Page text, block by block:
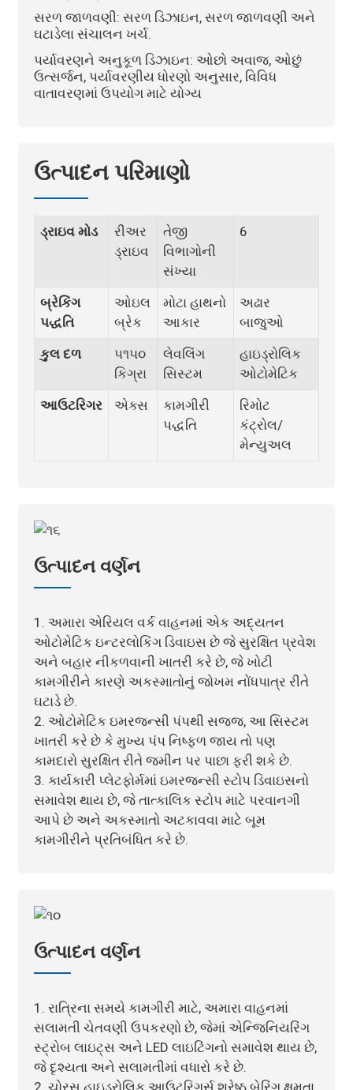
સરળ જાળવણી: સરળ ડિઝાઇન, સરળ જાળવણી અને
ઘટાડેલા સંચાલન ખર્ચ.
પર્યાવરણને અનુકૂળ ડિઝાઇન: ઓછો અવાજ, ઓછું
ઉત્સર્જન, પર્યાવરણીય ધોરણો અનુસાર, વિવિધ
વાતાવરણમાં ઉપયોગ માટે યોગ્ય
ઉત્પાદન પરિમાણો
ડ્રાઇવ મોડ
રીઅર
ડ્રાઇવ
તેજી
વિભાગોની
સંખ્યા
6
બ્રેકિંગ
પદ્ધતિ
ઓઇલ
બ્રેક
મોટા હાથનો
આકાર
અઢાર
બાજુઓ
કુલ દળ
૫૧૫૦
કિગ્રા
લેવલિંગ
સિસ્ટમ
હાઇડ્રોલિક
ઓટોમેટિક
આઉટરિગર
એક્સ
કામગીરી
પદ્ધતિ
રિમોટ
કંટ્રોલ/
મેન્યુઅલ
ઉત્પાદન વર્ણન
1. અમારા એરિયલ વર્ક વાહનમાં એક અદ્યતન
ઓટોમેટિક ઇન્ટરલોકિંગ ડિવાઇસ છે જે સુરક્ષિત પ્રવેશ
અને બહાર નીકળવાની ખાતરી કરે છે, જે ખોટી
કામગીરીને કારણે અકસ્માતોનું જોખમ નોંધપાત્ર રીતે
ઘટાડે છે.
2. ઓટોમેટિક ઇમરજન્સી પંપથી સજ્જ, આ સિસ્ટમ
ખાતરી કરે છે કે મુખ્ય પંપ નિષ્ફળ જાય તો પણ
કામદારો સુરક્ષિત રીતે જમીન પર પાછા ફરી શકે છે.
3. કાર્યકારી પ્લેટફોર્મમાં ઇમરજન્સી સ્ટોપ ડિવાઇસનો
સમાવેશ થાય છે, જે તાત્કાલિક સ્ટોપ માટે પરવાનગી
આપે છે અને અકસ્માતો અટકાવવા માટે બૂમ
કામગીરીને પ્રતિબંધિત કરે છે.
ઉત્પાદન વર્ણન
1. રાત્રિના સમયે કામગીરી માટે, અમારા વાહનમાં
સલામતી ચેતવણી ઉપકરણો છે, જેમાં એન્જિનિયરિંગ
સ્ટ્રોબ લાઇટ્સ અને LED લાઇટિંગનો સમાવેશ થાય છે,
જે દૃશ્યતા અને સલામતીમાં વધારો કરે છે.